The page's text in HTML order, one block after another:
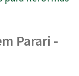
Parari -